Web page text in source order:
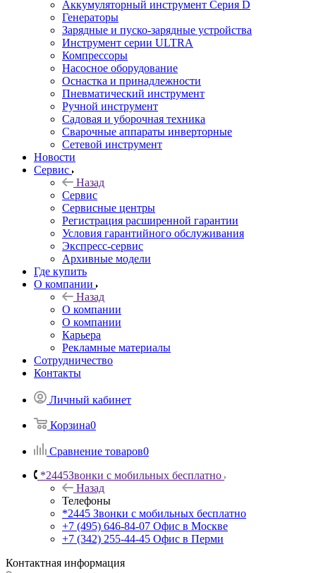
Аккумуляторный инструмент Серия D
Генераторы
Зарядные и пуско-зарядные устройства
Инструмент серии ULTRA
Компрессоры
Насосное оборудование
Оснастка и принадлежности
Пневматический инструмент
Ручной инструмент
Садовая и уборочная техника
Сварочные аппараты инверторные
Сетевой инструмент
Новости
Сервис
Назад
Сервис
Сервисные центры
Регистрация расширенной гарантии
Условия гарантийного обслуживания
Экспресс-сервис
Архивные модели
Где купить
О компании
Назад
О компании
О компании
Карьера
Рекламные материалы
Сотрудничество
Контакты
Личный кабинет
Корзина0
Сравнение товаров0
*2445Звонки с мобильных бесплатно
Назад
Телефоны
*2445 Звонки с мобильных бесплатно
+7 (495) 646-84-07 Офис в Москве
+7 (342) 255-44-45 Офис в Перми
Контактная информация